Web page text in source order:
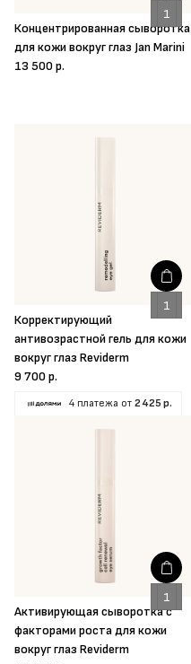
Концентрированная сыворотка
для кожи вокруг глаз Jan Marini
13 500 р.
Корректирующий
антивозрастной гель для кожи
вокруг глаз Reviderm
9 700 р.
4 платежа от 2 425 р.
Активирующая сыворотка с
факторами роста для кожи
вокруг глаз Reviderm